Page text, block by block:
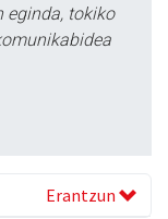
eginda, tokiko
Erantzun